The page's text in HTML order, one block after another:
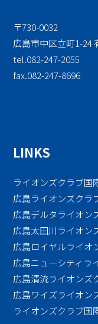
〒730-0032
広島市中区立町1-24
tel.082-247-2055
fax.082-247-8696
LINKS
ライオンズクラブ国
広島ライオンズクラ
広島デルタライオン
広島太田川ライオン
広島ロイヤルライオ
広島ニューシティラ
広島清流ライオンズ
広島ワイズライオン
ライオンズクラブ国